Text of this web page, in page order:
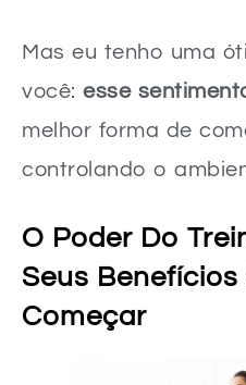
Mas eu tenho uma
você: esse
melhor forma de
controlando o
O Poder Do
Seus Benefícios
Começar